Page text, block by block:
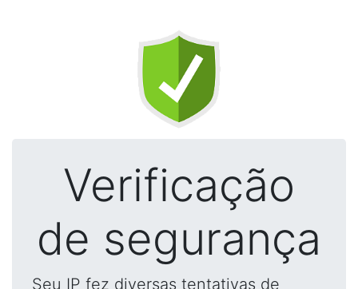
Verificação
de segurança
Seu IP fez diversas tentativas de